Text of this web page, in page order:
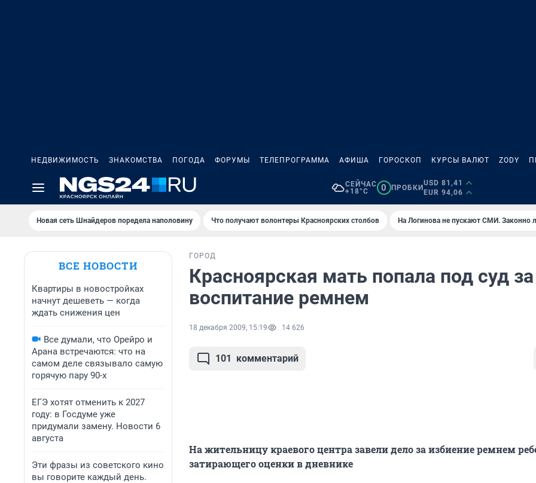
НЕДВИЖИМОСТЬ ЗНАКОМСТВА ПОГОДА ФОРУМЫ ТЕЛЕПРОГРАММА АФИША ГОРОСКОП КУРСЫ ВАЛЮТ ZODY
СЕЙЧАС
+18°C
0 ПРОБКИ
USD 81,41
EUR 94,06
Новая сеть Шнайдеров поредела наполовину Что получают волонтеры Красноярских столбов На Логинова не пускают СМИ. Законно
ВСЕ НОВОСТИ
Квартиры в новостройках
начнут дешеветь — когда
ждать снижения цен
Все думали, что Орейро и
Арана встречаются: что на
самом деле связывало самую
горячую пару 90-х
ЕГЭ хотят отменить к 2027
году: в Госдуме уже
придумали замену. Новости 6
августа
Эти фразы из советского кино
вы говорите каждый день.
ГОРОД
Красноярская мать попала под суд за
воспитание ремнем
18 декабря 2009, 15:19 14 626
101 комментарий
На жительницу краевого центра завели дело за избиение ремнем
затирающего оценки в дневнике